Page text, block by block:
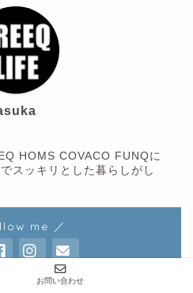
HOMS COVACO FUNQに
スッキリとした暮らしがし
me ／
お問い合わせ